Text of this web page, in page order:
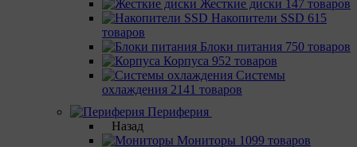
Жесткие диски 147 товаров
Накопители SSD 615
товаров
Блоки питания 750 товаров
Корпуса 952 товаров
Системы
охлаждения 2141 товаров
Периферия
Назад
Мониторы 1099 товаров